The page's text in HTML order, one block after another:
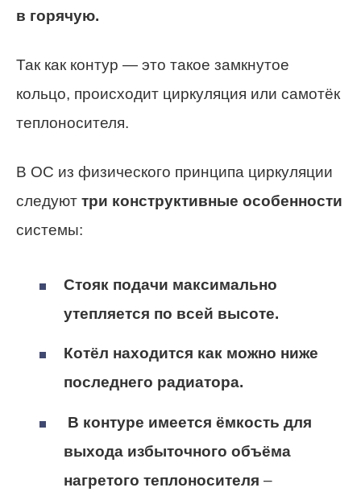
в горячую.
Так как контур — это такое замкнутое
кольцо, происходит циркуляция или самотёк
теплоносителя.
В ОС из физического принципа циркуляции
следуют три конструктивные особенности
системы:
Стояк подачи максимально
утепляется по всей высоте.
Котёл находится как можно ниже
последнего радиатора.
В контуре имеется ёмкость для
выхода избыточного объёма
нагретого теплоносителя –